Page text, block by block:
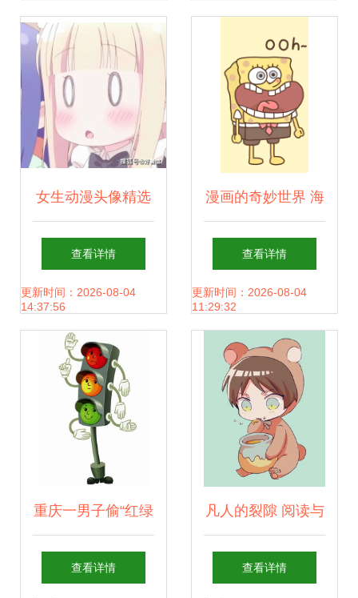
女生动漫头像精选
8款可爱萌系、高
清小清新，轻松变
＂画风女神＂！
查看详情
更新时间：2026-08-04
14:37:56
漫画的奇妙世界 海
绵宝宝的AI摄影之
旅
查看详情
更新时间：2026-08-04
11:29:32
重庆一男子偷“红绿
灯”换钱打网游 动
查看详情
凡人的裂隙 阅读与
重建之间
查看详情